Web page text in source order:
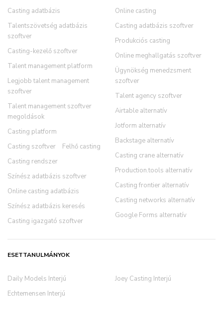
Casting adatbázis
Talentszövetség adatbázis
szoftver
Casting-kezelő szoftver
Talent management platform
Legjobb talent management
szoftver
Talent management szoftver
megoldások
Casting platform
Casting szoftver
Felhő casting
Casting rendszer
Színész adatbázis szoftver
Online casting adatbázis
Színész adatbázis keresés
Casting igazgató szoftver
Online casting
Casting adatbázis szoftver
Produkciós casting
Online meghallgatás szoftver
Ügynökség menedzsment
szoftver
Talent agency szoftver
Airtable alternatív
Jotform alternatív
Backstage alternatív
Casting crane alternatív
Production.tools alternatív
Casting frontier alternatív
Casting networks alternatív
Google Forms alternatív
ESETTANULMÁNYOK
Daily Models Interjú
Echtemensen Interjú
Joey Casting Interjú